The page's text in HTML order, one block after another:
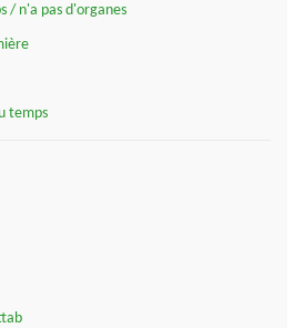
/ n'a pas d'organes
temps